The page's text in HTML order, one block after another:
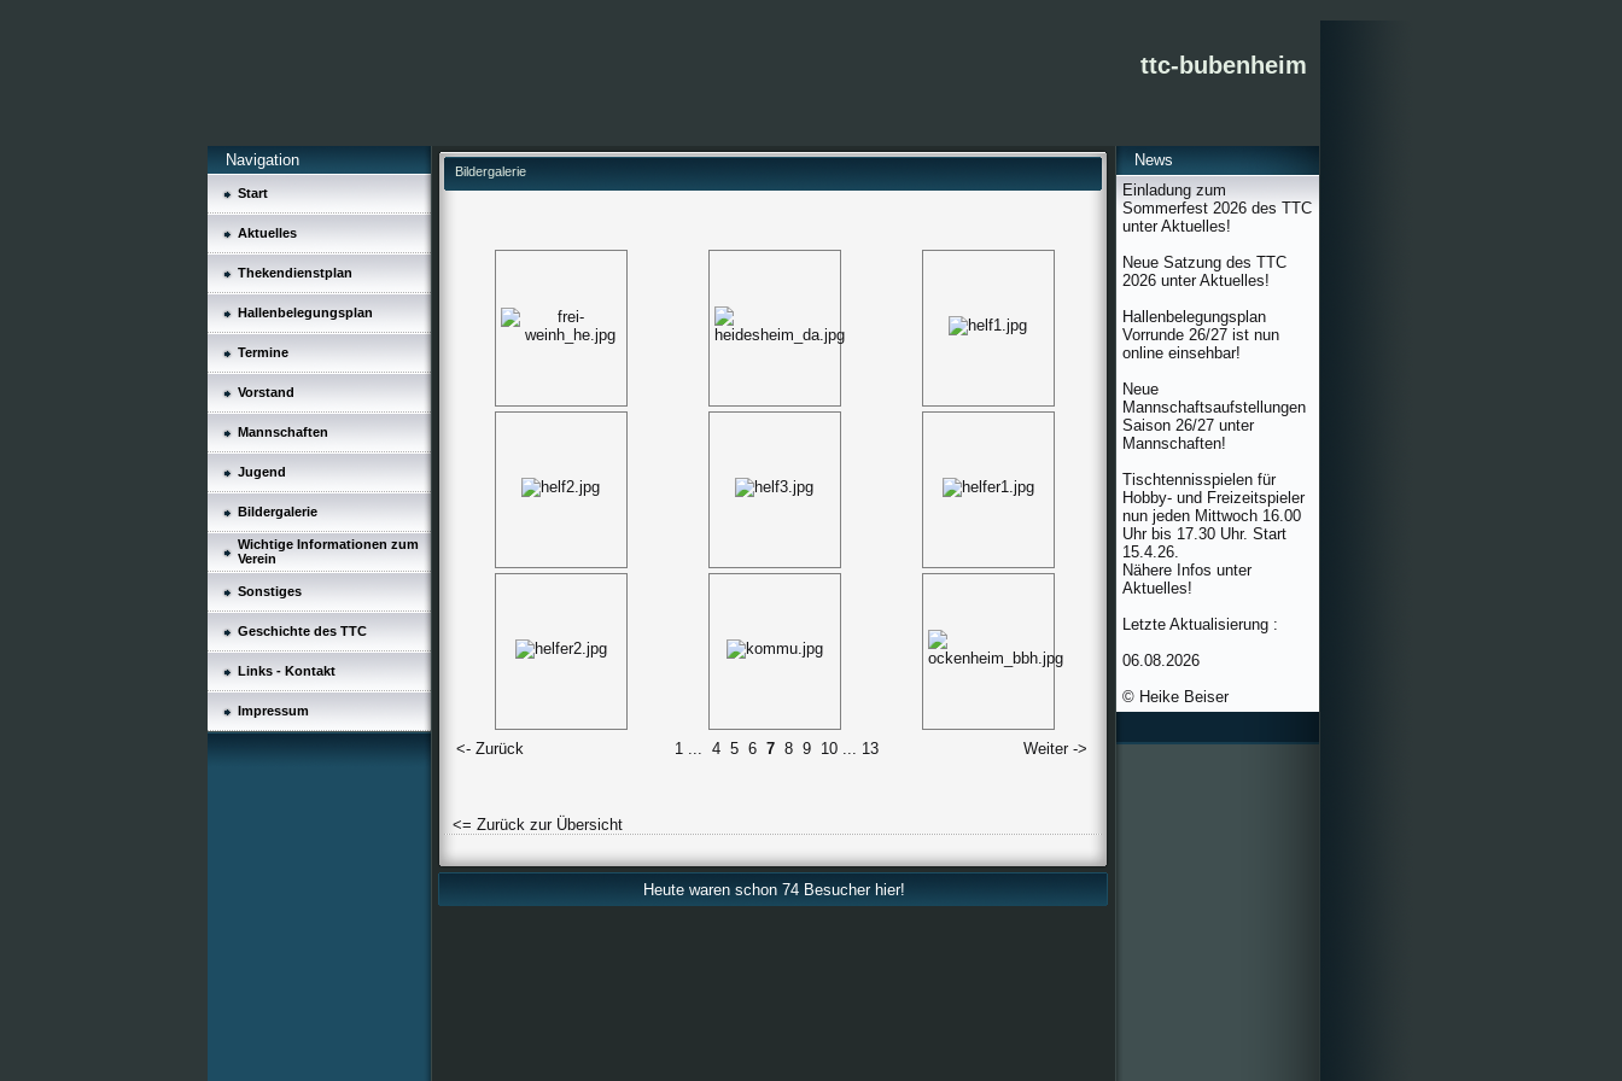
ttc-bubenheim
Navigation
Start
Aktuelles
Thekendienstplan
Hallenbelegungsplan
Termine
Vorstand
Mannschaften
Jugend
Bildergalerie
Wichtige Informationen zum
Verein
Sonstiges
Geschichte des TTC
Links - Kontakt
Impressum
Bildergalerie
<- Zurück 1... 4 5 6 7 8 9 10... 13 Weiter ->
<= Zurück zur Übersicht
Heute waren schon 74 Besucher hier!
News
Einladung zum
Sommerfest 2026 des TTC
unter Aktuelles!
Neue Satzung des TTC
2026 unter Aktuelles!
Hallenbelegungsplan
Vorrunde 26/27 ist nun
online einsehbar!
Neue
Mannschaftsaufstellungen
Saison 26/27 unter
Mannschaften!
Tischtennisspielen für
Hobby- und Freizeitspieler
nun jeden Mittwoch 16.00
Uhr bis 17.30 Uhr. Start
15.4.26.
Nähere Infos unter
Aktuelles!
Letzte Aktualisierung :
06.08.2026
© Heike Beiser